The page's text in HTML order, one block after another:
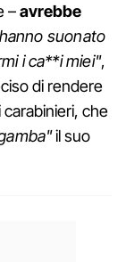
–avrebbe
suonato
i ca**i miei",
di rendere
che
il suo